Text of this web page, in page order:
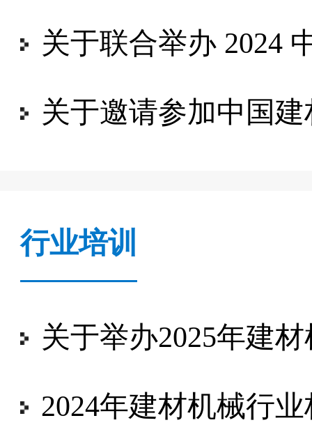
关于联合举办 2024
关于邀请参加中国
行业培训
关于举办2025年建材机械行业
2024年建材机械行业标准